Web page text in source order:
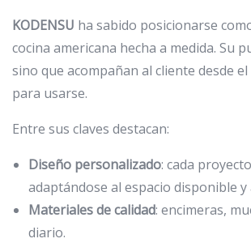
KODENSU ha sabido posicionarse
cocina americana hecha a medida. Su
sino que acompañan al cliente desde
para usarse.
Entre sus claves destacan:
Diseño personalizado: cada
adaptándose al espacio disponible y
Materiales de calidad: encimeras,
diario.